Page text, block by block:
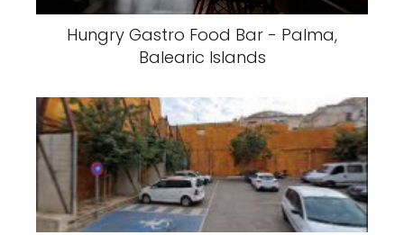
Hungry Gastro Food Bar - Palma,
Balearic Islands